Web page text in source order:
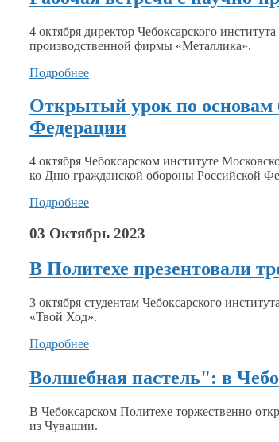
4 октября директор Чебоксарского
производственной фирмы «Металлика».
Подробнее
Открытый урок по основам
Федерации
4 октября Чебоксарском институте
ко Дню гражданской обороны Российской
Подробнее
03 Октябрь 2023
В Политехе презентовали
3 октября студентам Чебоксарского
«Твой Ход».
Подробнее
Волшебная пастель": в
В Чебоксарском Политехе торжественно
из Чувашии.